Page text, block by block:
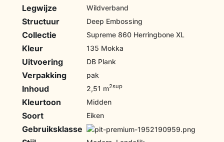
Legwijze Wildverband
Structuur Deep Embossing
Collectie Supreme 860 Herringbone XL
Kleur 135 Mokka
Uitvoering DB Plank
Verpakking pak
Inhoud 2,51 m2sup
Kleurtoon Midden
Soort Eiken
Gebruiksklasse